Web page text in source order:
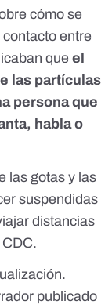
cómo se
entre
que el
las partículas
persona que
habla o
las gotas y las
suspendidas
distancias
publicado